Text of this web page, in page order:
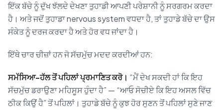
ਇੱਕ ਬੱਚੇ ਨੂੰ ਦੁੱਖ ਝੱਲਦੇ ਦੇਖਣਾ ਤੁਹਾਡੀ ਆਪਣੀ ਪਰੇਸ਼ਾਨੀ ਨੂੰ ਸਰਗਰਮ ਕਰਦਾ
ਹੈ। ਅਤੇ ਜਦੋਂ ਤੁਹਾਡਾ nervous system ਵਧਦਾ ਹੈ, ਤਾਂ ਤੁਹਾਡੇ ਬੱਚੇ ਦਾ ਉਸ
ਸੰਕੇਤ ਨੂੰ ਦਰਜ ਕਰਦਾ ਹੈ ਅਤੇ ਹੋਰ ਵਧ ਜਾਂਦਾ ਹੈ।
ਇੱਥੇ ਚਾਰ ਚੀਜ਼ਾਂ ਹਨ ਜੋ ਸੱਚਮੁੱਚ ਮਦਦ ਕਰਦੀਆਂ ਹਨ:
ਸਮੱਸਿਆ-ਹੱਲ ਤੋਂ ਪਹਿਲਾਂ ਪ੍ਰਮਾਣਿਤ ਕਰੋ। “ਮੈਂ ਦੇਖ ਸਕਦੀ ਹਾਂ ਕਿ ਇਹ
ਸੱਚਮੁੱਚ ਡਰਾਉਣਾ ਮਹਿਸੂਸ ਹੁੰਦਾ ਹੈ” — “ਆਓ ਸੋਚੀਏ ਕਿ ਇਹ ਅਸਲ ਵਿੱਚ
ਠੀਕ ਕਿਉਂ ਹੈ” ਤੋਂ ਪਹਿਲਾਂ। ਤੁਹਾਡੇ ਬੱਚੇ ਨੂੰ ਕੁਝ ਹੋਰ ਸੁਣਨ ਤੋਂ ਪਹਿਲਾਂ ਸੁਣੇ ਜਾਣ